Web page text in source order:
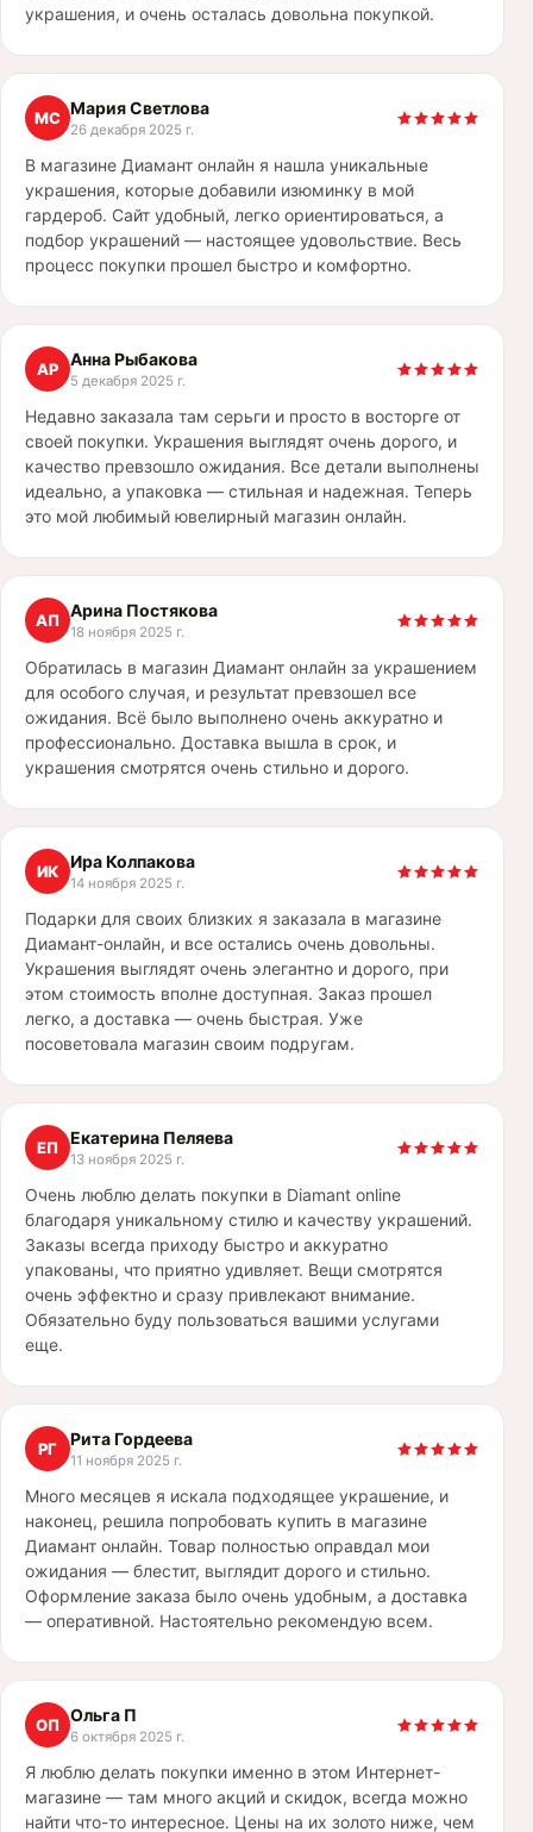
украшения, и очень осталась довольна покупкой.
МС Мария Светлова
26 декабря 2025 г.
В магазине Диамант онлайн я нашла уникальные
украшения, которые добавили изюминку в мой
гардероб. Сайт удобный, легко ориентироваться, а
подбор украшений — настоящее удовольствие. Весь
процесс покупки прошел быстро и комфортно.
АР Анна Рыбакова
5 декабря 2025 г.
Недавно заказала там серьги и просто в восторге от
своей покупки. Украшения выглядят очень дорого, и
качество превзошло ожидания. Все детали выполнены
идеально, а упаковка — стильная и надежная. Теперь
это мой любимый ювелирный магазин онлайн.
АП Арина Постякова
18 ноября 2025 г.
Обратилась в магазин Диамант онлайн за украшением
для особого случая, и результат превзошел все
ожидания. Всё было выполнено очень аккуратно и
профессионально. Доставка вышла в срок, и
украшения смотрятся очень стильно и дорого.
ИК Ира Колпакова
14 ноября 2025 г.
Подарки для своих близких я заказала в магазине
Диамант-онлайн, и все остались очень довольны.
Украшения выглядят очень элегантно и дорого, при
этом стоимость вполне доступная. Заказ прошел
легко, а доставка — очень быстрая. Уже
посоветовала магазин своим подругам.
ЕП Екатерина Пеляева
13 ноября 2025 г.
Очень люблю делать покупки в Diamant online
благодаря уникальному стилю и качеству украшений.
Заказы всегда приходу быстро и аккуратно
упакованы, что приятно удивляет. Вещи смотрятся
очень эффектно и сразу привлекают внимание.
Обязательно буду пользоваться вашими услугами
еще.
РГ Рита Гордеева
11 ноября 2025 г.
Много месяцев я искала подходящее украшение, и
наконец, решила попробовать купить в магазине
Диамант онлайн. Товар полностью оправдал мои
ожидания — блестит, выглядит дорого и стильно.
Оформление заказа было очень удобным, а доставка
— оперативной. Настоятельно рекомендую всем.
ОП Ольга П
6 октября 2025 г.
Я люблю делать покупки именно в этом Интернет-
магазине — там много акций и скидок, всегда можно
найти что-то интересное. Цены на их золото ниже, чем